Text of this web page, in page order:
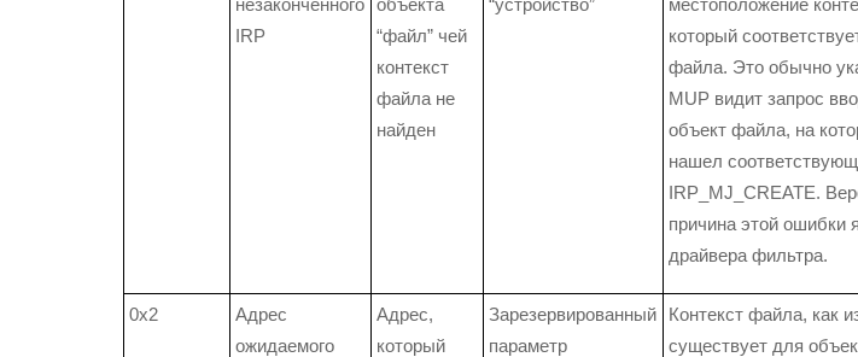
незаконченного
IRP
объекта
“файл” чей
контекст
файла не
найден
“устройство”
местоположение
который
файла. Это обычно
MUP видит запрос
объект файла, на
нашел
IRP_MJ_CREATE.
причина этой ошибки
драйвера фильтра.
0x2
Адрес
ожидаемого
Адрес,
который
Зарезервированный
параметр
Контекст файла, как
существует для